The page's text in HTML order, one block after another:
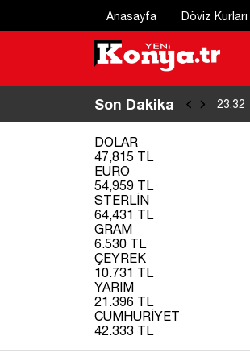
Anasayfa Döviz Kurları
Son Dakika 23:32
DOLAR
47,815 TL
EURO
54,959 TL
STERLİN
64,431 TL
GRAM
6.530 TL
ÇEYREK
10.731 TL
YARIM
21.396 TL
CUMHURİYET
42.333 TL